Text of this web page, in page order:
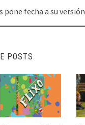
pone fecha a su
POSTS